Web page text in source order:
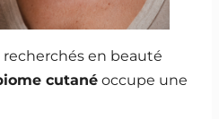
recherchés en beauté
cutané occupe une